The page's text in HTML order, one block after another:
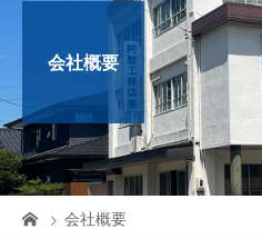
会社概要
会社概要